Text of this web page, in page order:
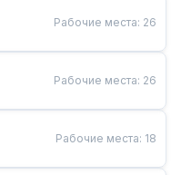
Рабочие места: 26
Рабочие места: 26
Рабочие места: 18